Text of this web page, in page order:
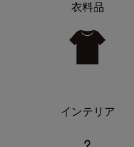
衣料品
インテリア